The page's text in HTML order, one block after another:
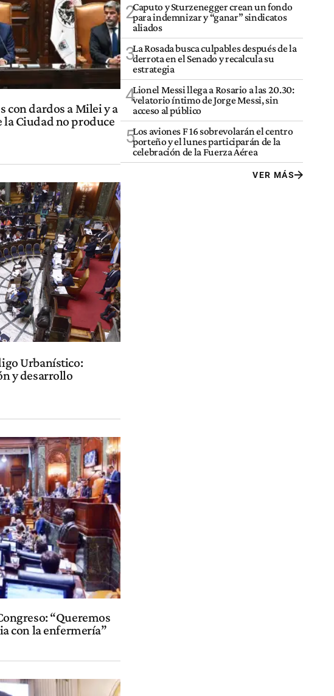
con dardos a Milei y a
la Ciudad no produce
Urbanístico:
y desarrollo
“Queremos
con la enfermería”
2Caputo y Sturzenegger crean un fondo
para indemnizar y “ganar” sindicatos
aliados
3La Rosada busca culpables después de la
derrota en el Senado y recalcula su
estrategia
4Lionel Messi llega a Rosario a las 20.30:
velatorio íntimo de Jorge Messi, sin
acceso al público
5Los aviones F 16 sobrevolarán el centro
porteño y el lunes participarán de la
celebración de la Fuerza Aérea
VER MÁS